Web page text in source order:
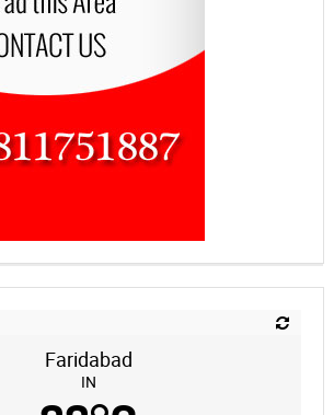
Faridabad
IN